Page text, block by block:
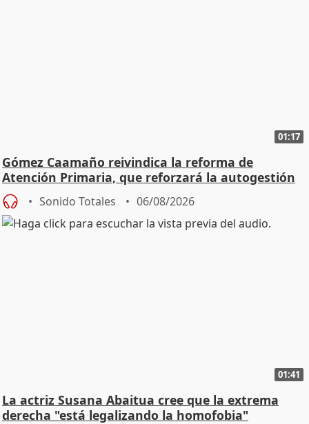
01:17
Gómez Caamaño reivindica la reforma de
Atención Primaria, que reforzará la autogestión
Sonido Totales 06/08/2026
01:41
La actriz Susana Abaitua cree que la extrema
derecha "está legalizando la homofobia"